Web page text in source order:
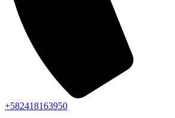
+582418163950